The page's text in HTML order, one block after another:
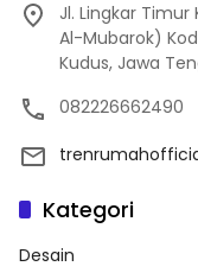
Jl. Lingkar
Al-Mubarok)
Kudus, Jawa
082226662490
Kategori
Desain